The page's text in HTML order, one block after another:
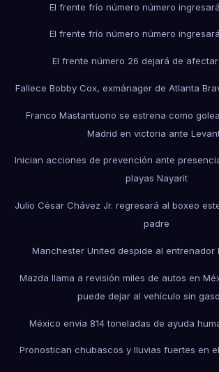
El frente frío número número
El frente frío número número
El frente número 26 dejará de
Fallece Bobby Cox, exmánager de Atlanta
Franco Mastantuono se estrena como
Madrid en victoria ante
Inician acciones de prevención ante
playas Nayarit
Julio César Chávez Jr. regresará al boxeo
padre
Manchester United despide al entrenador
Mazda llama a revisión miles de autos en
puede dejar al vehículo sin
México envía 814 toneladas de ayuda
Pronostican chubascos y lluvias fuertes en